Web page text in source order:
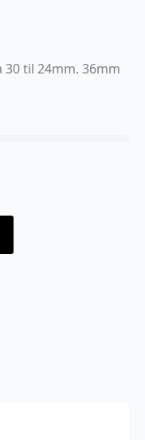
til 24mm. 36mm